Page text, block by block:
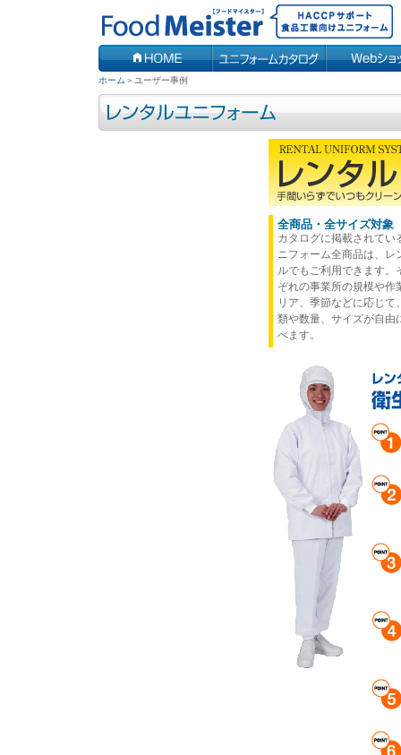
ホーム ＞ ユーザー事例
全商品・全サイズ対象
カタログに掲載されてい
ニフォーム全商品は、レ
ルでもご利用できます。
ぞれの事業所の規模や作
リア、季節などに応じて
類や数量、サイズが自由
べます。